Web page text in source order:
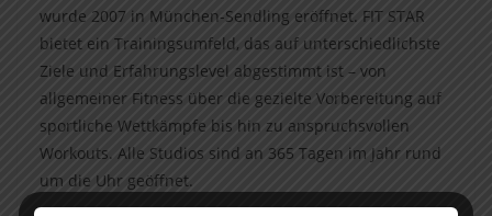
wurde 2007 in München-Sendling eröffnet. FIT STAR
bietet ein Trainingsumfeld, das auf unterschiedlichste
Ziele und Erfahrungslevel abgestimmt ist – von
allgemeiner Fitness über die gezielte Vorbereitung auf
sportliche Wettkämpfe bis hin zu anspruchsvollen
Workouts. Alle Studios sind an 365 Tagen im Jahr rund
um die Uhr geöffnet.